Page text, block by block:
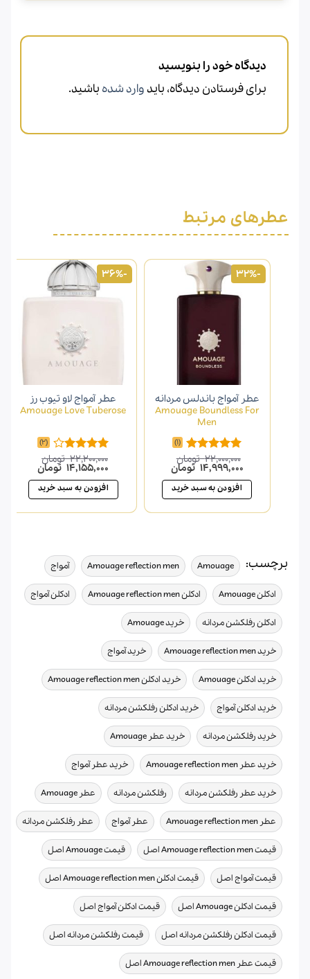
دیدگاه خود را بنویسید
برای فرستادن دیدگاه، باید وارد شده باشید.
عطرهای مرتبط
-32%
عطر آمواج باندلس مردانه
Amouage Boundless For
Men
امتیاز5.00
از 5
(1)
22,000,000 تومان
قیمت
اصلی
22,000,000 تومان
بود.
14,999,000 تومان
فعلی
14,999,000 تومان
است. افزودن به سبد خرید
-36%
عطر آمواج لاو تیوب رز
Amouage Love Tuberose
امتیاز
4.00از 5
(2)
22,200,000 تومان
قیمت
اصلی
22,200,000 تومان
بود.
14,155,000 تومانقیمت
فعلی
است.افزودن به سبد خرید
برچسب: Amouage
,
Amouage reflection men
, آمواج ,
ادکلن Amouage , ادکلن Amouage reflection men , ادکلن آمواج ,
ادکلن رفلکشن مردانه , خرید Amouage ,
خرید Amouage reflection men , خرید آمواج ,
خرید ادکلن Amouage , خرید ادکلن Amouage reflection men ,
خرید ادکلن آمواج , خرید ادکلن رفلکشن مردانه ,
خرید رفلکشن مردانه , خرید عطر Amouage ,
خرید عطر Amouage reflection men , خرید عطر آمواج ,
خرید عطر رفلکشن مردانه , رفلکشن مردانه , عطر Amouage ,
عطر Amouage reflection men , عطر آمواج , عطر رفلکشن مردانه ,
قیمت Amouage reflection men اصل , قیمت Amouage اصل ,
قیمت آمواج اصل , قیمت ادکلن Amouage reflection men اصل ,
قیمت ادکلن Amouage اصل , قیمت ادکلن آمواج اصل ,
قیمت ادکلن رفلکشن مردانه اصل , قیمت رفلکشن مردانه اصل ,
قیمت عطر Amouage reflection men اصل ,